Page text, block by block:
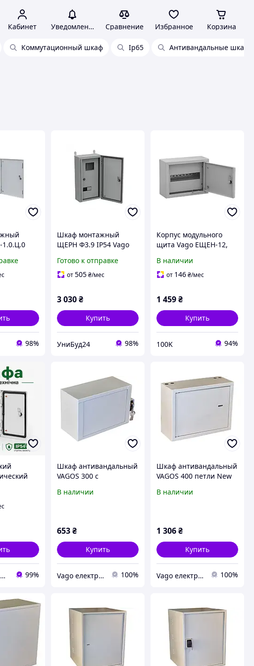
Кабинет Уведомления Сравнение Избранное Корзина
Коммутационный шкаф Ip65 Антивандальные шкафы
1.0.Ц.0
98%
Шкаф монтажный
ЩЕРН Ф3.9 IP54 Vago
Готово к отправке
от505 ₴/мес
3 030 ₴
Купить
УниБуд24 98%
Корпус модульного
щита Vago ЕЩЕН-12,
IP31, RAL 7035
В наличии
от 146₴/мес
1 459₴
Купить
100K 94%
GOODS.ORG.UA 99%
Шкаф антивандальный
VAGOS 300 с
New (200*300*140)
В наличии
653 ₴
Купить
Vago електрощитове та телекомунікаційне обладнання 100%
Шкаф антивандальный
VAGOS 400 петли New
(008976)
В наличии
1 306₴
Купить
Vago електрощитове та телекомунікаційне обладнання 100%